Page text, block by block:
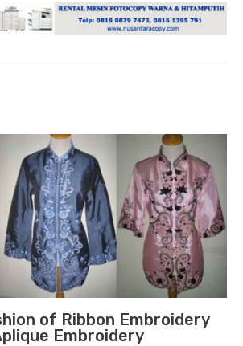
of Ribbon Embroidery
Embroidery